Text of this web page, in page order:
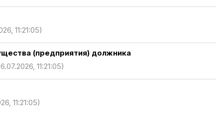
11:21:05)
(предприятия) должника
11:21:05)
11:21:05)